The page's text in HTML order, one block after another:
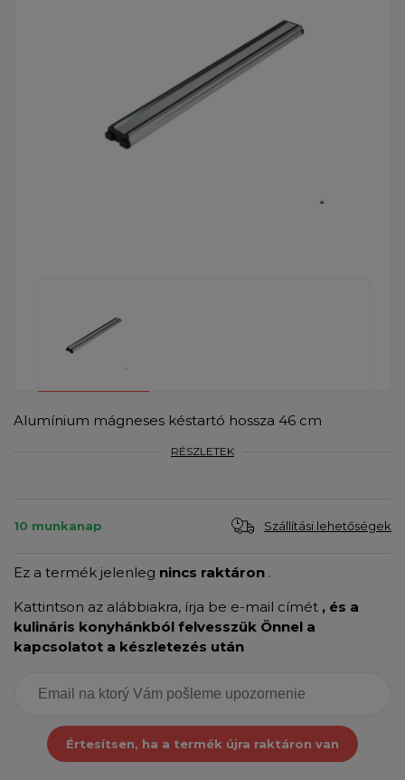
Alumínium mágneses késtartó hossza 46 cm
RÉSZLETEK
10 munkanap Szállítási lehetőségek
Ez a termék jelenleg nincs raktáron .
Kattintson az alábbiakra, írja be e-mail címét , és a
kulináris konyhánkból felvesszük Önnel a
kapcsolatot a készletezés után
Értesítsen, ha a termék újra raktáron van